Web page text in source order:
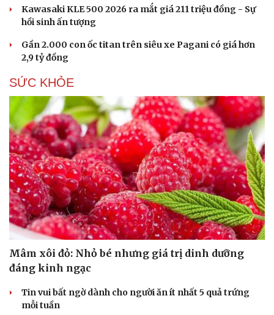
Kawasaki KLE 500 2026 ra mắt giá 211 triệu đồng - Sự
hồi sinh ấn tượng
Gần 2.000 con ốc titan trên siêu xe Pagani có giá hơn
2,9 tỷ đồng
SỨC KHỎE
Mâm xôi đỏ: Nhỏ bé nhưng giá trị dinh dưỡng
đáng kinh ngạc
Tin vui bất ngờ dành cho người ăn ít nhất 5 quả trứng
mỗi tuần